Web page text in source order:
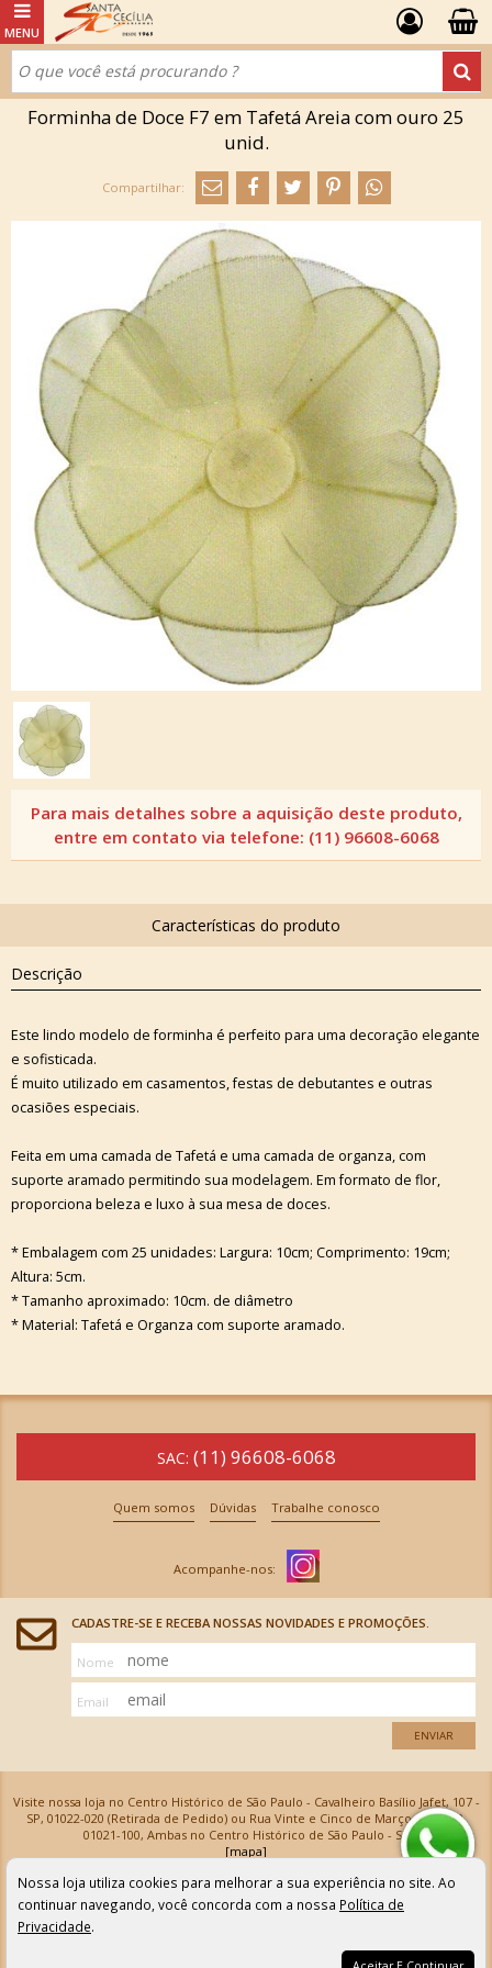
Forminha de Doce F7 em Tafetá Areia com ouro 25
unid.
Descrição
Este lindo modelo de forminha é perfeito para uma decoração elegante
e sofisticada.
É muito utilizado em casamentos, festas de debutantes e outras
ocasiões especiais.
Feita em uma camada de Tafetá e uma camada de organza, com
suporte aramado permitindo sua modelagem. Em formato de flor,
proporciona beleza e luxo à sua mesa de doces.
* Embalagem com 25 unidades: Largura: 10cm; Comprimento: 19cm;
Altura: 5cm.
* Tamanho aproximado: 10cm. de diâmetro
* Material: Tafetá e Organza com suporte aramado.
SAC: (11) 96608-6068
Quem somos Dúvidas Trabalhe conosco
CADASTRE-SE E RECEBA NOSSAS NOVIDADES E PROMOÇÕES.
Nome
Email
ENVIAR
Visite nossa loja no Centro Histórico de São Paulo - Cavalheiro Basílio Jafet, 107 -
SP, 01022-020 (Retirada de Pedido) ou Rua Vinte e Cinco de Março, 576 - SP,
01021-100, Ambas no Centro Histórico de São Paulo - SP
[mapa]
Armarinhos Santa Cecília Ltda | CNPJ: 61.069.639/0001-18
Os preços e as condições de pagamento apresentadas na loja virtual não valem para nossa loja física e
podem sofrer alterações sem aviso prévio. Vendas com cartão de crédito sujeitas a análise e
confirmação de dados.
Nossa loja utiliza cookies para melhorar a sua experiência no site. Ao
continuar navegando, você concorda com a nossa Política de
Privacidade.